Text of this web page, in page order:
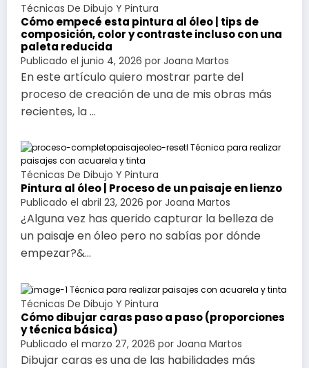
Técnicas De Dibujo Y Pintura
Cómo empecé esta pintura al óleo | tips de
composición, color y contraste incluso con una
paleta reducida
Publicado el junio 4, 2026 por Joana Martos
En este artículo quiero mostrar parte del
proceso de creación de una de mis obras más
recientes, la …
Técnicas De Dibujo Y Pintura
Pintura al óleo | Proceso de un paisaje en lienzo
Publicado el abril 23, 2026 por Joana Martos
¿Alguna vez has querido capturar la belleza de
un paisaje en óleo pero no sabías por dónde
empezar?&…
Técnicas De Dibujo Y Pintura
Cómo dibujar caras paso a paso (proporciones
y técnica básica)
Publicado el marzo 27, 2026 por Joana Martos
Dibujar caras es una de las habilidades más